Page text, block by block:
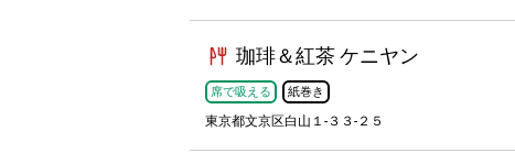
珈琲＆紅茶 ケニヤン
席で吸える 紙巻き
東京都文京区白山１-３３-２５